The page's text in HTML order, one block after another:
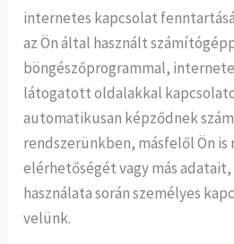
internetes kapcsolat
az Ön által használt
böngészőprogrammal,
látogatott oldalakkal
automatikusan képződnek
rendszerünkben, másfelől Ön
elérhetőségét vagy más adatait,
használata során személyes
velünk.